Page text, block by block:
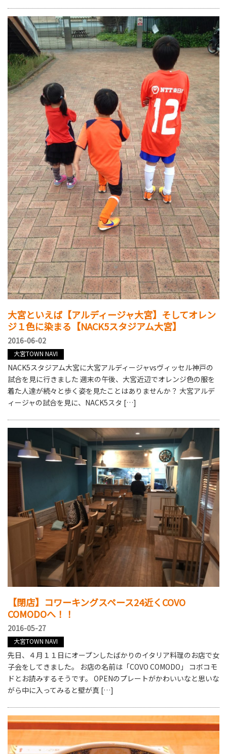
大宮といえば【アルディージャ大宮】そしてオレン
ジ１色に染まる【NACK5スタジアム大宮】
2016-06-02
大宮TOWN NAVI
NACK5スタジアム大宮に大宮アルディージャvsヴィッセル神戸の
試合を見に行きました 週末の午後、大宮近辺でオレンジ色の服を
着た人達が続々と歩く姿を見たことはありませんか？ 大宮アルデ
ィージャの試合を見に、NACK5スタ […]
【閉店】コワーキングスペース24近くCOVO
COMODOへ！！
2016-05-27
大宮TOWN NAVI
先日、４月１１日にオープンしたばかりのイタリア料理のお店で女
子会をしてきました。 お店の名前は「COVO COMODO」 コボコモ
ドとお読みするそうです。 OPENのプレートがかわいいなと思いな
がら中に入ってみると壁が真 […]